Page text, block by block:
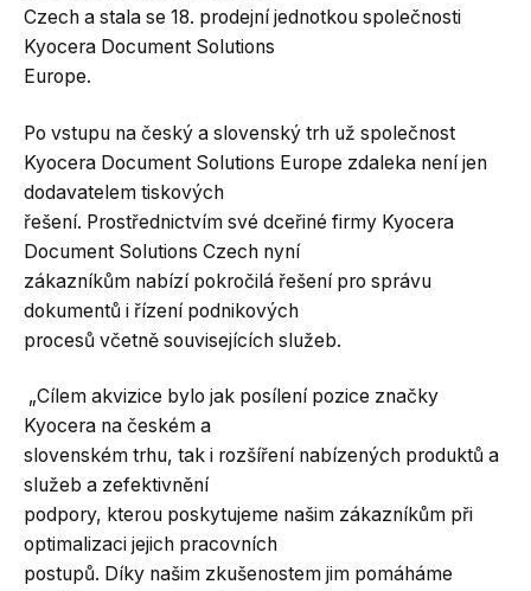
Czech a stala se 18. prodejní jednotkou společnosti
Kyocera Document Solutions
Europe.
Po vstupu na český a slovenský trh už společnost
Kyocera Document Solutions Europe zdaleka není jen
dodavatelem tiskových
řešení. Prostřednictvím své dceřiné firmy Kyocera
Document Solutions Czech nyní
zákazníkům nabízí pokročilá řešení pro správu
dokumentů i řízení podnikových
procesů včetně souvisejících služeb.
„Cílem akvizice bylo jak posílení pozice značky
Kyocera na českém a
slovenském trhu, tak i rozšíření nabízených produktů a
služeb a zefektivnění
podpory, kterou poskytujeme našim zákazníkům při
optimalizaci jejich pracovních
postupů. Díky našim zkušenostem jim pomáháme